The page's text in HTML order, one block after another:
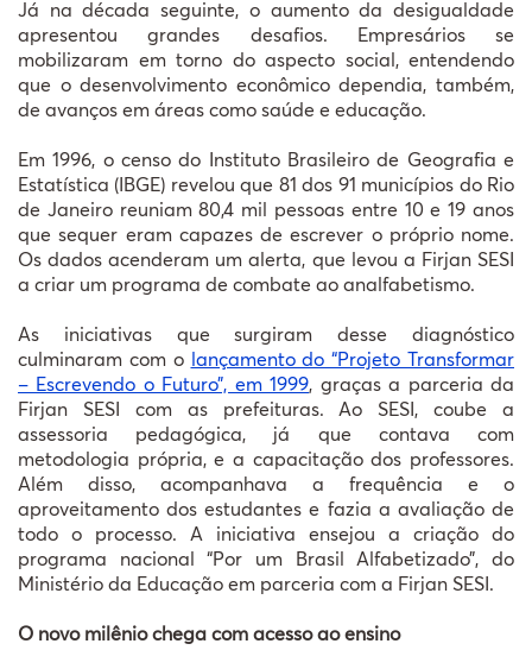
Já na década seguinte, o aumento da desigualdade
apresentou grandes desafios. Empresários se
mobilizaram em torno do aspecto social, entendendo
que o desenvolvimento econômico dependia, também,
de avanços em áreas como saúde e educação.
Em 1996, o censo do Instituto Brasileiro de Geografia e
Estatística (IBGE) revelou que 81 dos 91 municípios do Rio
de Janeiro reuniam 80,4 mil pessoas entre 10 e 19 anos
que sequer eram capazes de escrever o próprio nome.
Os dados acenderam um alerta, que levou a Firjan SESI
a criar um programa de combate ao analfabetismo.
As iniciativas que surgiram desse diagnóstico
culminaram com o lançamento do “Projeto Transformar
– Escrevendo o Futuro”, em 1999, graças a parceria da
Firjan SESI com as prefeituras. Ao SESI, coube a
assessoria pedagógica, já que contava com
metodologia própria, e a capacitação dos professores.
Além disso, acompanhava a frequência e o
aproveitamento dos estudantes e fazia a avaliação de
todo o processo. A iniciativa ensejou a criação do
programa nacional “Por um Brasil Alfabetizado”, do
Ministério da Educação em parceria com a Firjan SESI.
O novo milênio chega com acesso ao ensino